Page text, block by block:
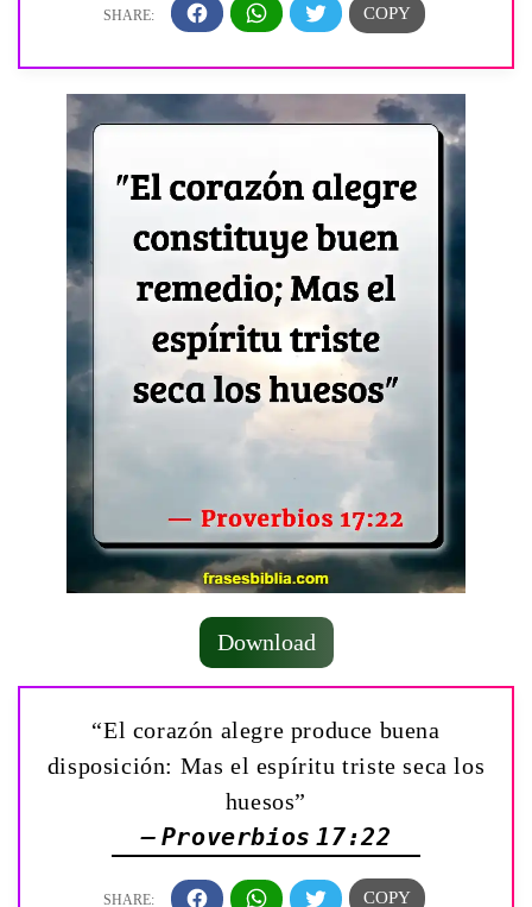
Download
“El corazón alegre produce buena
disposición: Mas el espíritu triste seca los
huesos”
— Proverbios 17:22